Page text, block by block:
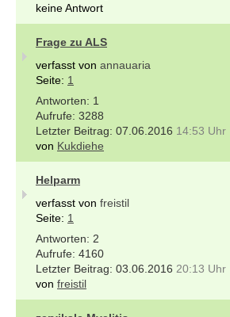
keine Antwort
Frage zu ALS
verfasst von annauaria
Seite: 1
1
3288
07.06.2016 14:53 Uhr
von Kukdiehe
Helparm
verfasst von freistil
Seite: 1
2
4160
03.06.2016 20:13 Uhr
von freistil